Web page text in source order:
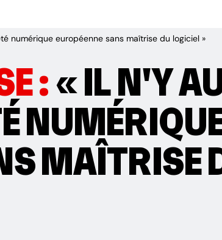
numérique européenne sans maîtrise du logiciel »
:« IL N'Y
MAÎTRISE